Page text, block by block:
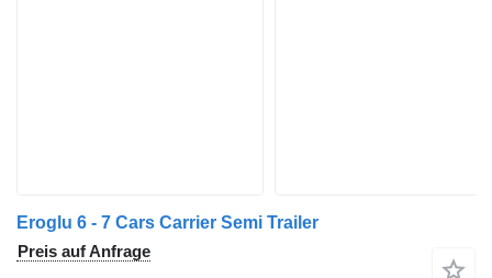
Eroglu 6 - 7 Cars Carrier Semi Trailer
Preis auf Anfrage